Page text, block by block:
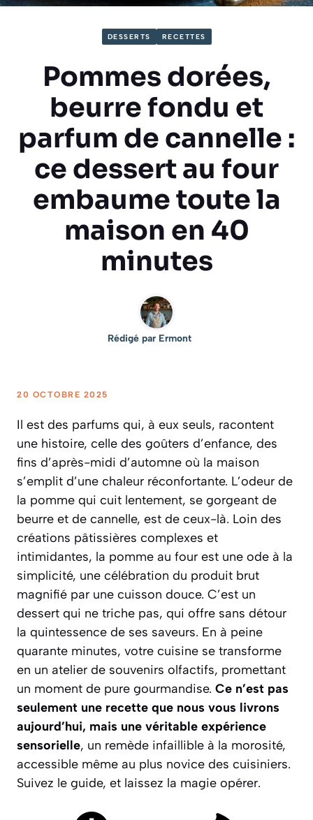
DESSERTS RECETTES
Pommes dorées,
beurre fondu et
parfum de cannelle :
ce dessert au four
embaume toute la
maison en 40
minutes
Rédigé par Ermont
20 OCTOBRE 2025
Il est des parfums qui, à eux seuls, racontent
une histoire, celle des goûters d’enfance, des
fins d’après-midi d’automne où la maison
s’emplit d’une chaleur réconfortante. L’odeur de
la pomme qui cuit lentement, se gorgeant de
beurre et de cannelle, est de ceux-là. Loin des
créations pâtissières complexes et
intimidantes, la pomme au four est une ode à la
simplicité, une célébration du produit brut
magnifié par une cuisson douce. C’est un
dessert qui ne triche pas, qui offre sans détour
la quintessence de ses saveurs. En à peine
quarante minutes, votre cuisine se transforme
en un atelier de souvenirs olfactifs, promettant
un moment de pure gourmandise. Ce n’est pas
seulement une recette que nous vous livrons
aujourd’hui, mais une véritable expérience
sensorielle, un remède infaillible à la morosité,
accessible même au plus novice des cuisiniers.
Suivez le guide, et laissez la magie opérer.